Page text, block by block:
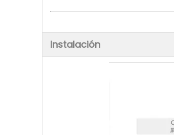
Instalación